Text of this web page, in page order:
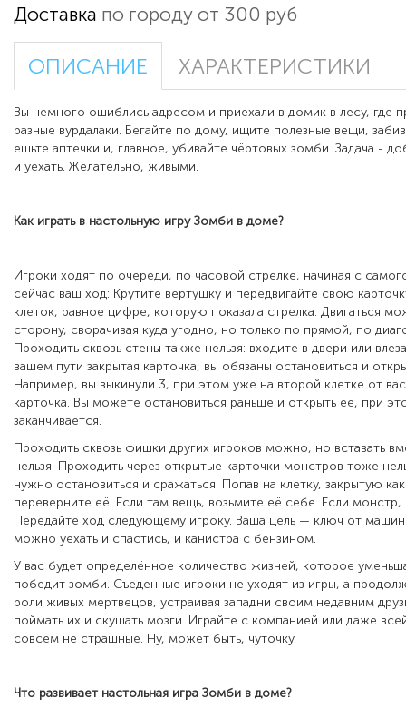
Доставка по городу от 300 руб
ОПИСАНИЕ ХАРАКТЕРИСТИКИ
Вы немного ошиблись адресом и приехали в домик в лесу, где
разные вурдалаки. Бегайте по дому, ищите полезные вещи,
ешьте аптечки и, главное, убивайте чёртовых зомби. Задача -
и уехать. Желательно, живыми.
Как играть в настольную игруЗомби в доме?
Игроки ходят по очереди, по часовой стрелке, начиная с
сейчас ваш ход: Крутите вертушку и передвигайте свою
клеток, равное цифре, которую показала стрелка. Двигаться
сторону, сворачивая куда угодно, но только по прямой, по
Проходить сквозь стены также нельзя: входите в двери или
вашем пути закрытая карточка, вы обязаны остановиться и
Например, вы выкинули 3, при этом уже на второй клетке от
карточка. Вы можете остановиться раньше и открыть её, при
заканчивается.
Проходить сквозь фишки других игроков можно, но вставать
нельзя. Проходить через открытые карточки монстров тоже
нужно остановиться и сражаться. Попав на клетку, закрытую
переверните её: Если там вещь, возьмите её себе. Если монстр,
Передайте ход следующему игроку. Ваша цель — ключ от
можно уехать и спастись, и канистра с бензином.
У вас будет определённое количество жизней, которое
победит зомби. Съеденные игроки не уходят из игры, а
роли живых мертвецов, устраивая западни своим недавним
поймать их и скушать мозги. Играйте с компанией или даже
совсем не страшные. Ну, может быть, чуточку.
Что развивает настольная игра Зомби в доме?